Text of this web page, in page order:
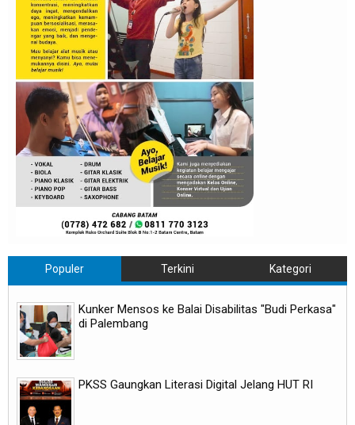
Populer Terkini Kategori
Kunker Mensos ke Balai Disabilitas "Budi Perkasa"
di Palembang
PKSS Gaungkan Literasi Digital Jelang HUT RI